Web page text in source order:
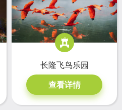
长隆飞鸟乐园
查看详情